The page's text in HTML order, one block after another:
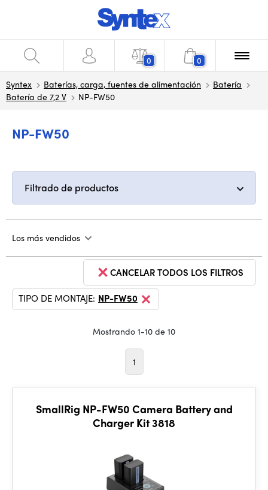
0 0
Syntex Baterías, carga, fuentes de alimentación
Batería
Batería de 7,2 V
NP-FW50
NP-FW50
Filtrado de productos
Los más vendidos
CANCELAR TODOS LOS FILTROS
TIPO DE MONTAJE: NP-FW50
Mostrando 1-10 de 10
1
SmallRig NP-FW50 Camera Battery and
Charger Kit 3818